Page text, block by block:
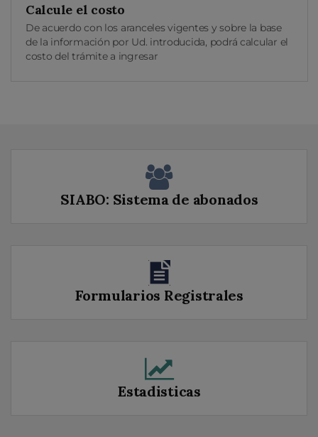
Calcule el costo
De acuerdo con los aranceles vigentes y sobre la base
de la información por Ud. introducida, podrá calcular el
costo del trámite a ingresar
SIABO: Sistema de abonados
Formularios Registrales
Estadisticas